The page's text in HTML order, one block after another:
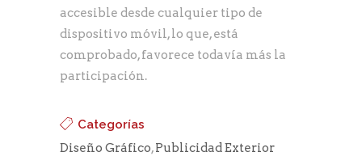
accesible desde cualquier tipo de
dispositivo móvil, lo que, está
comprobado, favorece todavía más la
participación.
Categorías
Diseño Gráfico,Publicidad Exterior